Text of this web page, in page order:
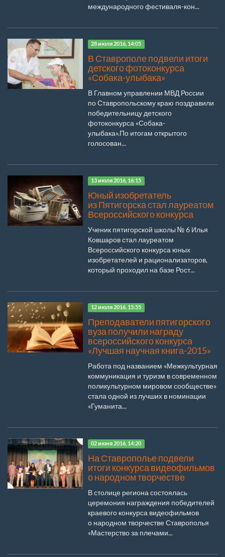
международного фестиваля-кон...
28 июля 2016, 14:05
В Ставрополе подвели итоги
детского фотоконкурса
«Собака-улыбака»
В Главном управлении МВД России
по Ставропольскому краю поздравили
победительницу детского
фотоконкурса «Собака-
улыбака».По итогам открытого
голосован...
13 июля 2016, 16:15
Юный изобретатель
из Пятигорска стал лауреатом
Всероссийского конкурса
Ученик пятигорской школы № 6 Илья
Ковшаров стал лауреатом
Всероссийского конкурса юных
изобретателей и рационализаторов,
который проходил на базе Рост...
12 июля 2016, 15:55
Преподаватели пятигорского
вуза получили награду
всероссийского конкурса
«Лучшая научная книга-2015»
Работа под названием «Межкультурная
коммуникация и туризм в современном
поликультурном мировом сообществе»
стала одной из лучших в номинации
«Гуманита...
02 июня 2016, 14:20
На Ставрополье подвели
итоги конкурса видеофильмов
о народном творчестве
В столице региона состоялась
церемония награждения победителей
краевого конкурса видеофильмов
о народном творчестве Ставрополья
«Мастерство за плечами...